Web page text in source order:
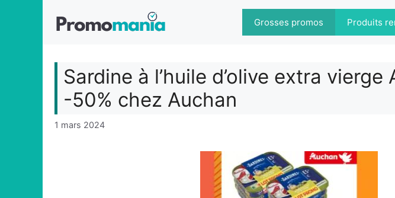
Grosses promos Produits
Sardine à l’huile d’olive extra vierge
-50% chez Auchan
1 mars 2024